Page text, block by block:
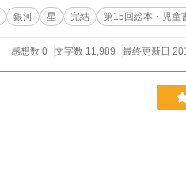
銀河 星 完結 第15回絵本・児童
感想数 0 文字数 11,989 最終更新日